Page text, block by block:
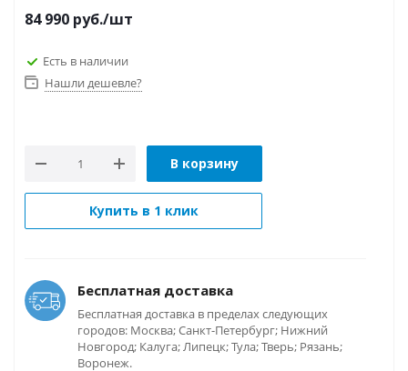
84 990 руб./шт
Есть в наличии
Нашли дешевле?
В корзину
Купить в 1 клик
Бесплатная доставка
Бесплатная доставка в пределах следующих
городов: Москва; Санкт-Петербург; Нижний
Новгород; Калуга; Липецк; Тула; Тверь; Рязань;
Воронеж.